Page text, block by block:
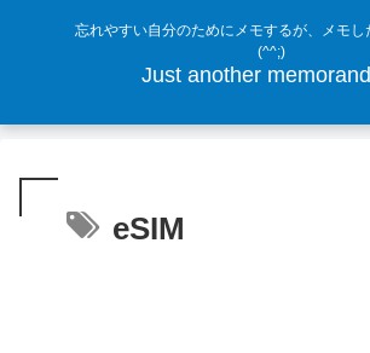
忘れやすい自分のためにメモするが、メモし
(^^;)
Just another
eSIM